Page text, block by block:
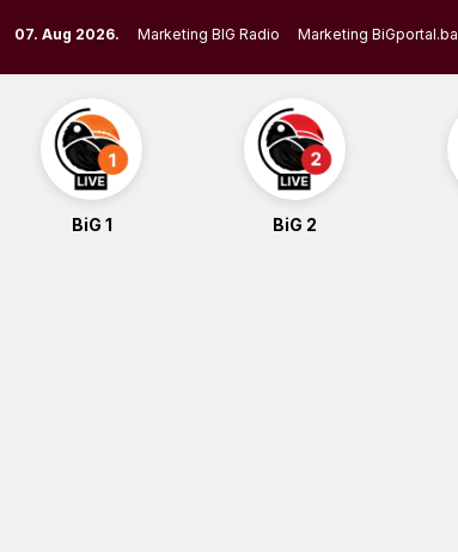
to
content
07. Aug 2026. Marketing BIG Radio Marketing BiGportal.ba
BiG 1 BiG 2